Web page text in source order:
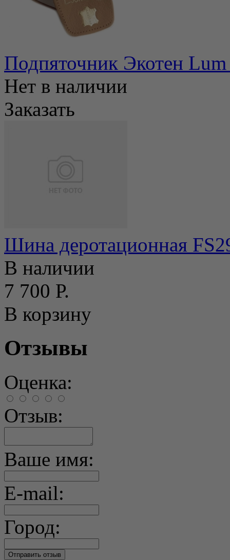
Подпяточник Экотен
Нет в наличии
Заказать
Шина деротационная
В наличии
7 700 Р.
В корзину
Отзывы
Оценка:
Отзыв:
Ваше имя:
E-mail:
Город: